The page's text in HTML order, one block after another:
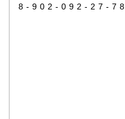
8-902-092-27-78